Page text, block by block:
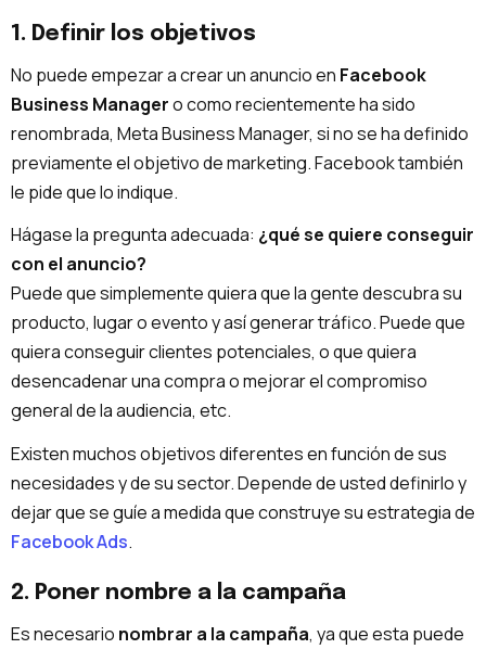
1. Definir los objetivos
No puede empezar a crear un anuncio en Facebook
Business Managero como recientemente ha sido
renombrada, Meta Business Manager, si no se ha definido
previamente el objetivo de marketing. Facebook también
le pide que lo indique.
Hágase la pregunta adecuada: ¿qué se quiere conseguir
con el anuncio?
Puede que simplemente quiera que la gente descubra su
producto, lugar o evento y así generar tráfico. Puede que
quiera conseguir clientes potenciales, o que quiera
desencadenar una compra o mejorar el compromiso
general de la audiencia, etc.
Existen muchos objetivos diferentes en función de sus
necesidades y de su sector. Depende de usted definirlo y
dejar que se guíe a medida que construye su estrategia de
Facebook Ads.
2. Poner nombre a la campaña
Es necesario nombrar a la campaña, ya que esta puede